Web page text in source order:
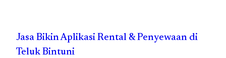
Jasa Bikin Aplikasi Rental & Penyewaan di
Teluk Bintuni